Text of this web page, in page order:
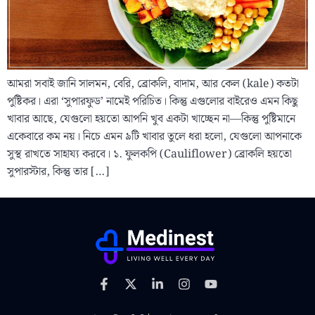
আমরা সবাই জানি সালমন, বেরি, ব্রোকলি, বাদাম, আর কেল (kale) কতটা
পুষ্টিকর। এরা ‘সুপারফুড’ নামেই পরিচিত। কিন্তু এগুলোর বাইরেও এমন কিছু
খাবার আছে, যেগুলো হয়তো আপনি খুব একটা খাচ্ছেন না—কিন্তু পুষ্টিমানে
একেবারে কম নয়। নিচে এমন ৯টি খাবার তুলে ধরা হলো, যেগুলো আপনাকে
সুস্থ রাখতে সাহায্য করবে। ১. ফুলকপি (Cauliflower) ব্রোকলি হয়তো
সুপারস্টার, কিন্তু তার […]